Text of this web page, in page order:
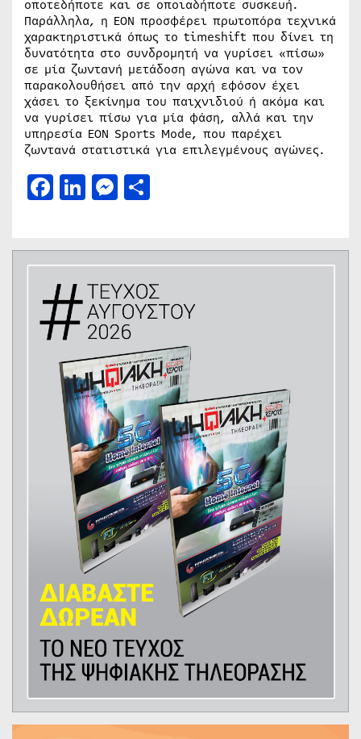
οποτεδήποτε και σε οποιαδήποτε συσκευή.
Παράλληλα, η ΕΟΝ προσφέρει πρωτοπόρα τεχνικά
χαρακτηριστικά όπως το timeshift που δίνει τη
δυνατότητα στο συνδρομητή να γυρίσει «πίσω»
σε μία ζωντανή μετάδοση αγώνα και να τον
παρακολουθήσει από την αρχή εφόσον έχει
χάσει το ξεκίνημα του παιχνιδιού ή ακόμα και
να γυρίσει πίσω για μία φάση, αλλά και την
υπηρεσία EON Sports Mode, που παρέχει
ζωντανά στατιστικά για επιλεγμένους αγώνες.
Facebook
LinkedIn
Messenger